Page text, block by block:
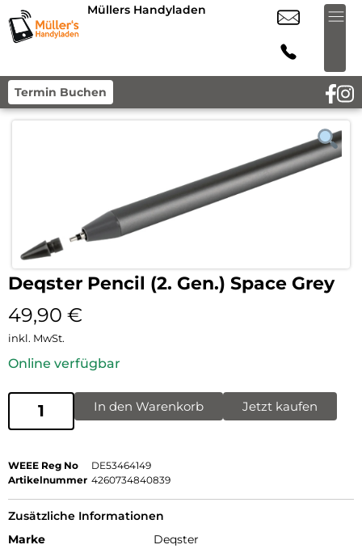
Müllers Handyladen
Termin Buchen
Deqster Pencil (2. Gen.) Space Grey
49,90 €
inkl. MwSt.
Online verfügbar
In den Warenkorb Jetzt kaufen
WEEE Reg No
DE53464149
Artikelnummer 4260734840839
Zusätzliche Informationen
Marke
Deqster